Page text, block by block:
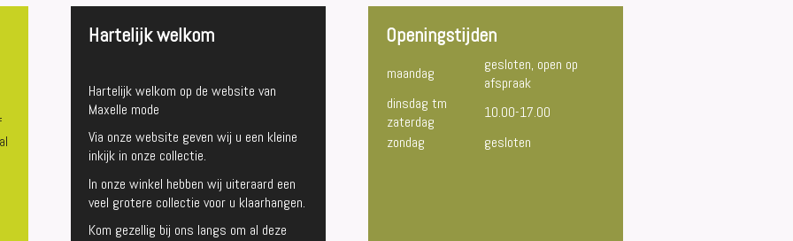
Hartelijk welkom
Hartelijk welkom op de website van
Maxelle mode
Via onze website geven wij u een kleine
inkijk in onze collectie.
In onze winkel hebben wij uiteraard een
veel grotere collectie voor u klaarhangen.
Kom gezellig bij ons langs om al deze
Openingstijden
maandag
gesloten, open op
afspraak
dinsdag tm
zaterdag
10.00-17.00
zondag
gesloten